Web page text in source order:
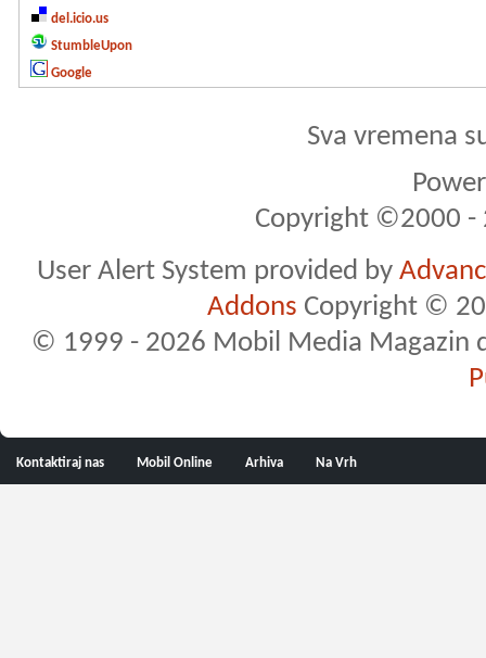
del.icio.us
StumbleUpon
Google
Sva vremena
Copyright ©2000 -
User Alert System provided by
Addons Copyright ©
© 1999 - 2026 Mobil Media Magazin
Kontaktiraj nas Mobil Online Arhiva Na Vrh